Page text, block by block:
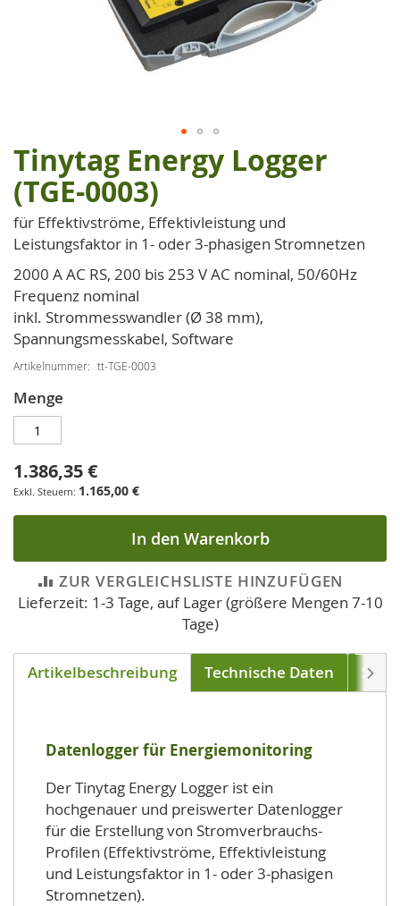
Zum
Anfang
der
Bildgalerie
springen
Tinytag Energy Logger
(TGE-0003)
für Effektivströme, Effektivleistung und
Leistungsfaktor in 1- oder 3-phasigen Stromnetzen
2000 A AC RS, 200 bis 253 V AC nominal, 50/60Hz
Frequenz nominal
inkl. Strommesswandler (Ø 38 mm),
Spannungsmesskabel, Software
Artikelnummer tt-TGE-0003
Menge
1.386,35 €
1.165,00 €
In den Warenkorb
ZUR VERGLEICHSLISTE HINZUFÜGEN
Lieferzeit: 1-3 Tage, auf Lager (größere Mengen 7-10
Tage)
Artikelbeschreibung Technische Daten
Datenlogger für Energiemonitoring
Der Tinytag Energy Logger ist ein
hochgenauer und preiswerter Datenlogger
für die Erstellung von Stromverbrauchs-
Profilen (Effektivströme, Effektivleistung
und Leistungsfaktor in 1- oder 3-phasigen
Stromnetzen).